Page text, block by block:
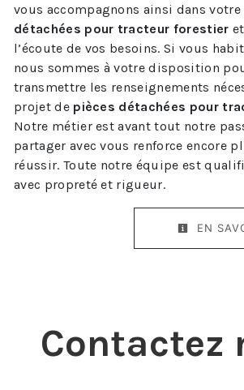
vous accompagnons ainsi dans
détachées pour tracteur forestier
l’écoute de vos besoins. Si vous
nous sommes à votre disposition
transmettre les renseignements
projet de pièces détachées pour
Notre métier est avant tout notre
partager avec vous renforce encore
réussir. Toute notre équipe est
avec propreté et rigueur.
EN
Contactez